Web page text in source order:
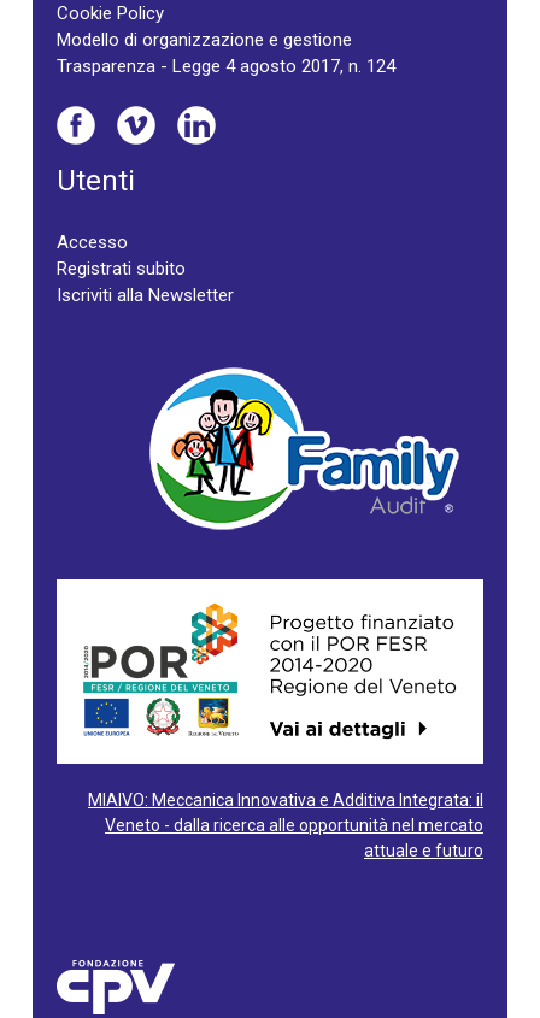
Cookie Policy
Modello di organizzazione e gestione
Trasparenza - Legge 4 agosto 2017, n. 124
Utenti
Accesso
Registrati subito
Iscriviti alla Newsletter
MIAIVO: Meccanica Innovativa e Additiva Integrata: il
Veneto - dalla ricerca alle opportunità nel mercato
attuale e futuro